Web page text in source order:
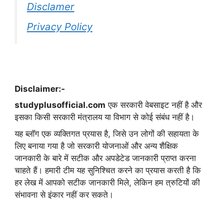
Disclamer
Privacy Policy
Disclaimer:-
studyplusofficial.com एक सरकारी वेबसाइट नहीं है और
इसका किसी सरकारी मंत्रालय या विभाग से कोई संबंध नहीं है।
यह ब्लॉग एक व्यक्तिगत प्रयास है, जिसे उन लोगों की सहायता के
लिए बनाया गया है जो सरकारी योजनाओं और अन्य शैक्षिक
जानकारी के बारे में सटीक और अपडेटेड जानकारी प्राप्त करना
चाहते हैं। हमारी टीम यह सुनिश्चित करने का प्रयास करती है कि
हर लेख में आपको सटीक जानकारी मिले, लेकिन हम त्रुटियों की
संभावना से इंकार नहीं कर सकते।